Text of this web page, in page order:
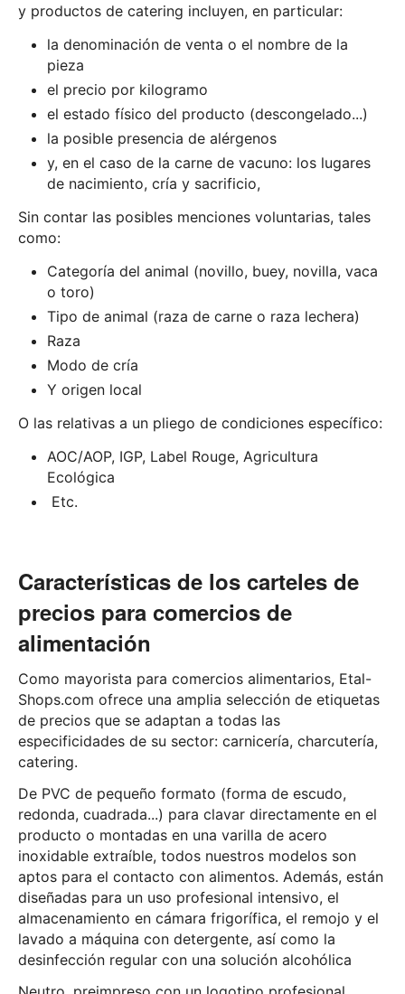
y productos de catering incluyen, en particular:
la denominación de venta o el nombre de la
pieza
el precio por kilogramo
el estado físico del producto (descongelado...)
la posible presencia de alérgenos
y, en el caso de la carne de vacuno: los lugares
de nacimiento, cría y sacrificio,
Sin contar las posibles menciones voluntarias, tales
como:
Categoría del animal (novillo, buey, novilla, vaca
o toro)
Tipo de animal (raza de carne o raza lechera)
Raza
Modo de cría
Y origen local
O las relativas a un pliego de condiciones específico:
AOC/AOP, IGP, Label Rouge, Agricultura
Ecológica
Etc.
Características de los carteles de
precios para comercios de
alimentación
Como mayorista para comercios alimentarios, Etal-
Shops.com ofrece una amplia selección de etiquetas
de precios que se adaptan a todas las
especificidades de su sector: carnicería, charcutería,
catering.
De PVC de pequeño formato (forma de escudo,
redonda, cuadrada...) para clavar directamente en el
producto o montadas en una varilla de acero
inoxidable extraíble, todos nuestros modelos son
aptos para el contacto con alimentos. Además, están
diseñadas para un uso profesional intensivo, el
almacenamiento en cámara frigorífica, el remojo y el
lavado a máquina con detergente, así como la
desinfección regular con una solución alcohólica